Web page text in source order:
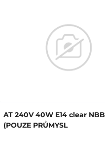
AT 240V 40W E14 clear NBB
(POUZE PRŮMYSL